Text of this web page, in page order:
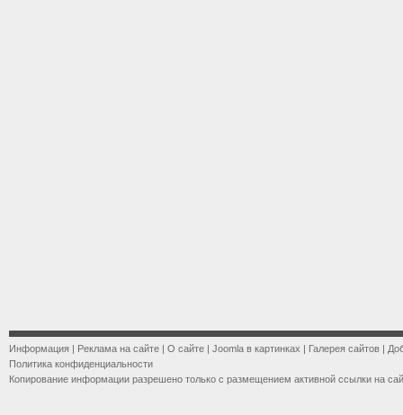
Информация | Реклама на сайте | О сайте | Joomla в картинках | Галерея сайтов |
Политика конфиденциальности
Копирование информации разрешено только с размещением активной ссылки на